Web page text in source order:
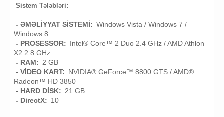
Sistem Tələbləri:
- ƏMƏLİYYAT SİSTEMİ: Windows Vista / Windows 7 /
Windows 8
- PROSESSOR: Intel® Core™ 2 Duo 2.4 GHz / AMD Athlon
X2 2.8 GHz
- RAM: 2 GB
- VİDEO KART: NVIDIA® GeForce™ 8800 GTS / AMD®
Radeon™ HD 3850
- HARD DİSK: 21 GB
- DirectX: 10